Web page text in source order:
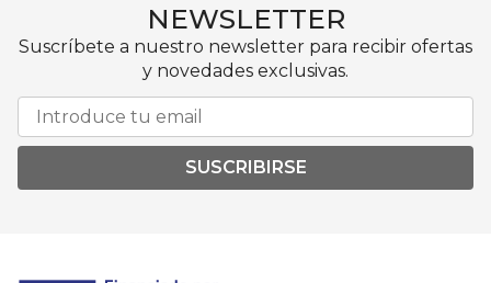
NEWSLETTER
Suscríbete a nuestro newsletter para recibir ofertas
y novedades exclusivas.
SUSCRIBIRSE